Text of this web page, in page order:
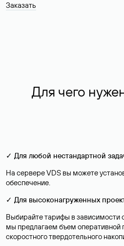
Заказать
Для чего
✓ Для любой нестандартной
На сервере VDS вы можете
обеспечение.
✓ Для высоконагруженных
Выбирайте тарифы в зависимости
мы предлагаем бъем оперативной
скоростного твердотельного